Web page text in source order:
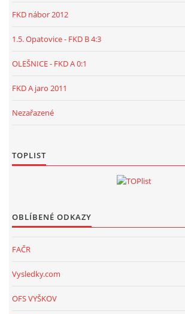
FKD nábor 2012
1.5. Opatovice - FKD B 4:3
OLEŠNICE - FKD A 0:1
FKD A jaro 2011
Nezařazené
TOPLIST
OBLÍBENÉ ODKAZY
FAČR
Vysledky.com
OFS VYŠKOV